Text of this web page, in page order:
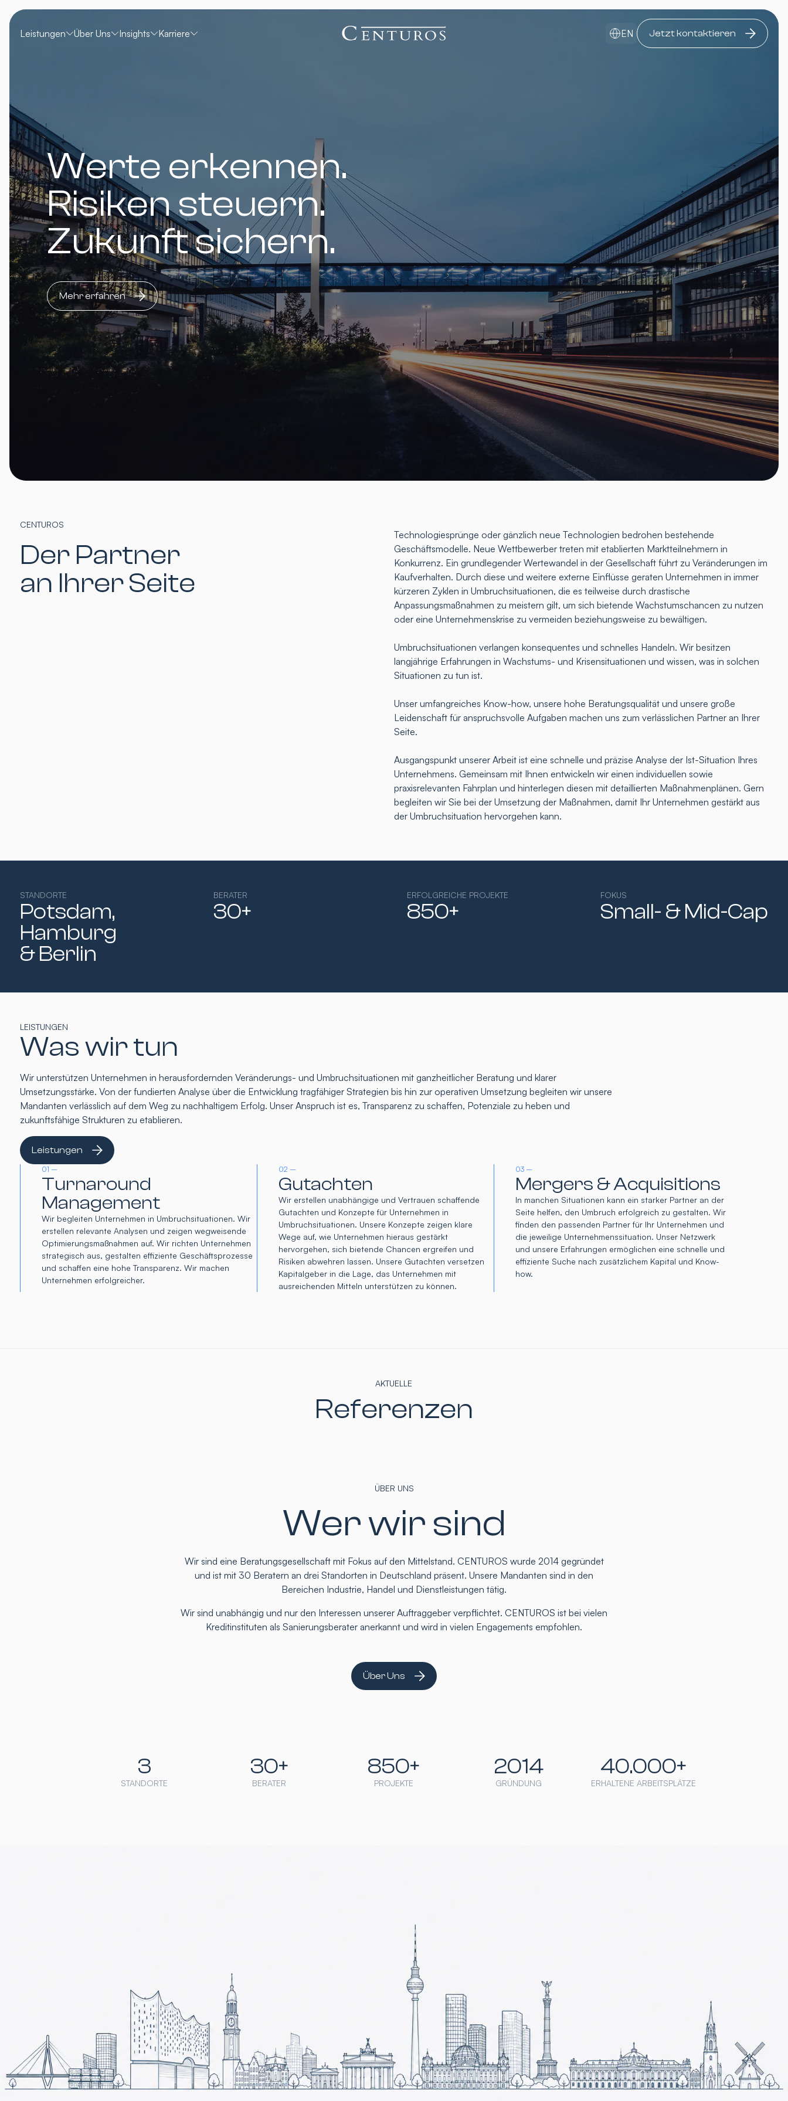
Leistungen Über Uns Insights Karriere EN Jetzt kontaktieren
Werte erkennen.
Risiken steuern.
Zukunft sichern.
Mehr erfahren
CENTUROS
Der Partner
an Ihrer Seite
Technologiesprünge oder gänzlich neue Technologien bedrohen bestehende
Geschäftsmodelle. Neue Wettbewerber treten mit etablierten Marktteilnehmern in
Konkurrenz. Ein grundlegender Wertewandel in der Gesellschaft führt zu Veränderungen im
Kaufverhalten. Durch diese und weitere externe Einflüsse geraten Unternehmen in immer
kürzeren Zyklen in Umbruchsituationen, die es teilweise durch drastische
Anpassungsmaßnahmen zu meistern gilt, um sich bietende Wachstumschancen zu nutzen
oder eine Unternehmenskrise zu vermeiden beziehungsweise zu bewältigen.
Umbruchsituationen verlangen konsequentes und schnelles Handeln. Wir besitzen
langjährige Erfahrungen in Wachstums- und Krisensituationen und wissen, was in solchen
Situationen zu tun ist.
Unser umfangreiches Know-how, unsere hohe Beratungsqualität und unsere große
Leidenschaft für anspruchsvolle Aufgaben machen uns zum verlässlichen Partner an Ihrer
Seite.
Ausgangspunkt unserer Arbeit ist eine schnelle und präzise Analyse der Ist-Situation Ihres
Unternehmens. Gemeinsam mit Ihnen entwickeln wir einen individuellen sowie
praxisrelevanten Fahrplan und hinterlegen diesen mit detaillierten Maßnahmenplänen. Gern
begleiten wir Sie bei der Umsetzung der Maßnahmen, damit Ihr Unternehmen gestärkt aus
der Umbruchsituation hervorgehen kann.
STANDORTE
Potsdam,
Hamburg​
& Berlin
BERATER
30+
ERFOLGREICHE PROJEKTE
850+
FOKUS
Small- & Mid-Cap​
LEISTUNGEN
Was wir tun
Wir unterstützen Unternehmen in herausfordernden Veränderungs- und Umbruchsituationen mit ganzheitlicher Beratung und klarer
Umsetzungsstärke. Von der fundierten Analyse über die Entwicklung tragfähiger Strategien bis hin zur operativen Umsetzung begleiten wir unsere
Mandanten verlässlich auf dem Weg zu nachhaltigem Erfolg. Unser Anspruch ist es, Transparenz zu schaffen, Potenziale zu heben und
zukunftsfähige Strukturen zu etablieren.
Leistungen
01 –
Turnaround
Management
Wir begleiten Unternehmen in Umbruchsituationen. Wir
erstellen relevante Analysen und zeigen wegweisende
Optimierungsmaßnahmen auf. Wir richten Unternehmen
strategisch aus, gestalten effiziente Geschäftsprozesse
und schaffen eine hohe Transparenz. Wir machen
Unternehmen erfolgreicher.
02 –
Gutachten
Wir erstellen unabhängige und Vertrauen schaffende
Gutachten und Konzepte für Unternehmen in
Umbruchsituationen. Unsere Konzepte zeigen klare
Wege auf, wie Unternehmen hieraus gestärkt
hervorgehen, sich bietende Chancen ergreifen und
Risiken abwehren lassen. Unsere Gutachten versetzen
Kapitalgeber in die Lage, das Unternehmen mit
ausreichenden Mitteln unterstützen zu können.
03 –
Mergers & Acquisitions
In manchen Situationen kann ein starker Partner an der
Seite helfen, den Umbruch erfolgreich zu gestalten. Wir
finden den passenden Partner für Ihr Unternehmen und
die jeweilige Unternehmenssituation. Unser Netzwerk
und unsere Erfahrungen ermöglichen eine schnelle und
effiziente Suche nach zusätzlichem Kapital und Know-
how.
AKTUELLE
Referenzen
ÜBER UNS
Wer wir sind
Wir sind eine Beratungsgesellschaft mit Fokus auf den Mittelstand. CENTUROS wurde 2014 gegründet
und ist mit 30 Beratern an drei Standorten in Deutschland präsent. Unsere Mandanten sind in den
Bereichen Industrie, Handel und Dienstleistungen tätig.
Wir sind unabhängig und nur den Interessen unserer Auftraggeber verpflichtet. CENTUROS ist bei vielen
Kreditinstituten als Sanierungsberater anerkannt und wird in vielen Engagements empfohlen.
Über Uns
STANDORTE
3
BERATER
30+
PROJEKTE
850+
GRÜNDUNG
2014
ERHALTENE ARBEITSPLÄTZE
40.000+